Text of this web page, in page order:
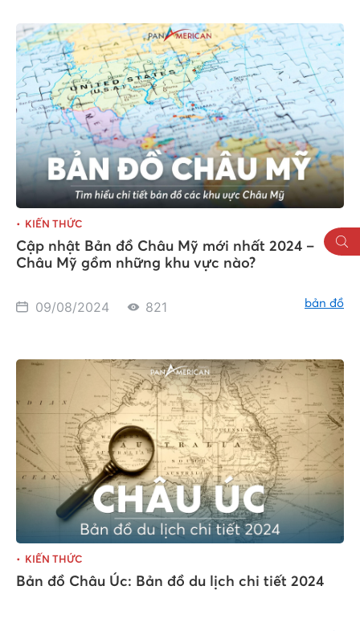
KIẾN THỨC
Cập nhật Bản đồ Châu Mỹ mới nhất 2024 –
Châu Mỹ gồm những khu vực nào?
09/08/2024 821 bản đồ
KIẾN THỨC
Bản đồ Châu Úc: Bản đồ du lịch chi tiết 2024